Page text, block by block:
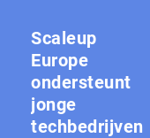
Scaleup
Europe
ondersteunt
jonge
techbedrijven